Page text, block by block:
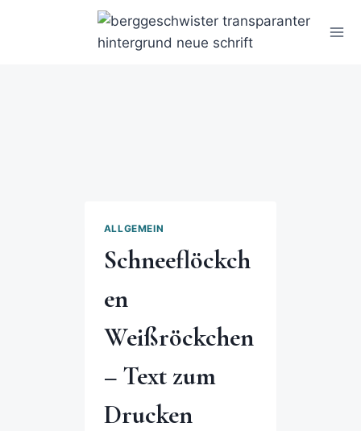
ALLGEMEIN
Schneeflöckch
en
Weißröckchen
– Text zum
Drucken